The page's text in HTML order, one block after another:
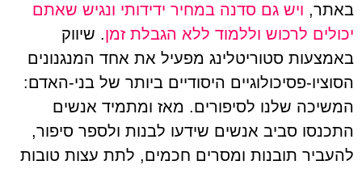
באתר, ויש גם סדנה במחיר ידידותי ונגיש שאתם
יכולים לרכוש וללמוד ללא הגבלת זמן. שיווק
באמצעות סטוריטלינג מפעיל את אחד המנגנונים
הסוציו-פסיכולוגיים היסודיים ביותר של בני-האדם:
המשיכה שלנו לסיפורים. מאז ומתמיד אנשים
התכנסו סביב אנשים שידעו לבנות ולספר סיפור,
להעביר תובנות ומסרים חכמים, לתת עצות טובות